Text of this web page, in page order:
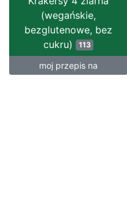
(wegańskie,
bezglutenowe, bez
cukru)
113
moj przepis na